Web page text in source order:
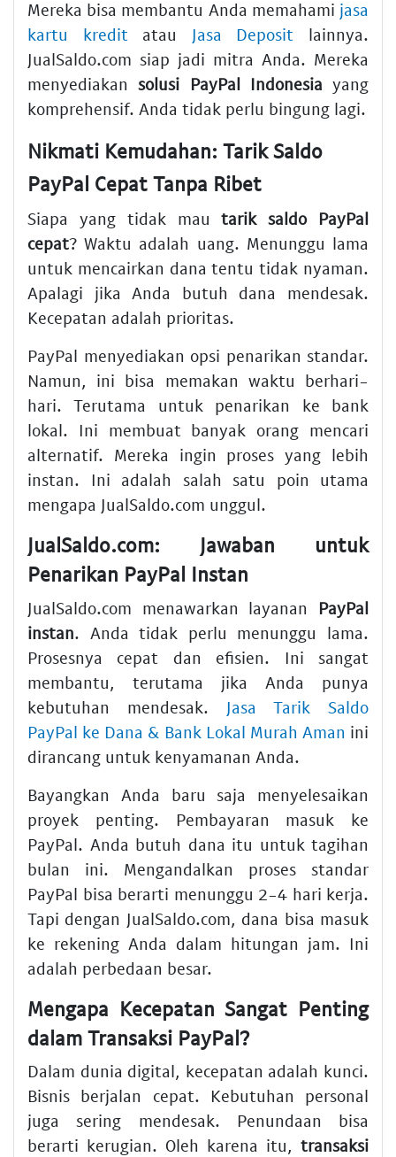
Mereka bisa membantu Anda memahami jasa
kartu kredit atau Jasa Deposit lainnya.
JualSaldo.com siap jadi mitra Anda. Mereka
menyediakansolusi PayPal Indonesia yang
komprehensif. Anda tidak perlu bingung lagi.
Nikmati Kemudahan: Tarik Saldo
PayPal Cepat Tanpa Ribet
Siapa yang tidak mautarik saldo PayPal
cepat? Waktu adalah uang. Menunggu lama
untuk mencairkan dana tentu tidak nyaman.
Apalagi jika Anda butuh dana mendesak.
Kecepatan adalah prioritas.
PayPal menyediakan opsi penarikan standar.
Namun, ini bisa memakan waktu berhari-
hari. Terutama untuk penarikan ke bank
lokal. Ini membuat banyak orang mencari
alternatif. Mereka ingin proses yang lebih
instan. Ini adalah salah satu poin utama
mengapa JualSaldo.com unggul.
JualSaldo.com: Jawaban untuk
Penarikan PayPal Instan
JualSaldo.com menawarkan layanan PayPal
instan. Anda tidak perlu menunggu lama.
Prosesnya cepat dan efisien. Ini sangat
membantu, terutama jika Anda punya
kebutuhan mendesak. Jasa Tarik Saldo
PayPal ke Dana & Bank Lokal Murah Aman ini
dirancang untuk kenyamanan Anda.
Bayangkan Anda baru saja menyelesaikan
proyek penting. Pembayaran masuk ke
PayPal. Anda butuh dana itu untuk tagihan
bulan ini. Mengandalkan proses standar
PayPal bisa berarti menunggu 2-4 hari kerja.
Tapi dengan JualSaldo.com, dana bisa masuk
ke rekening Anda dalam hitungan jam. Ini
adalah perbedaan besar.
Mengapa Kecepatan Sangat Penting
dalam Transaksi PayPal?
Dalam dunia digital, kecepatan adalah kunci.
Bisnis berjalan cepat. Kebutuhan personal
juga sering mendesak. Penundaan bisa
berarti kerugian. Oleh karena itu, transaksi